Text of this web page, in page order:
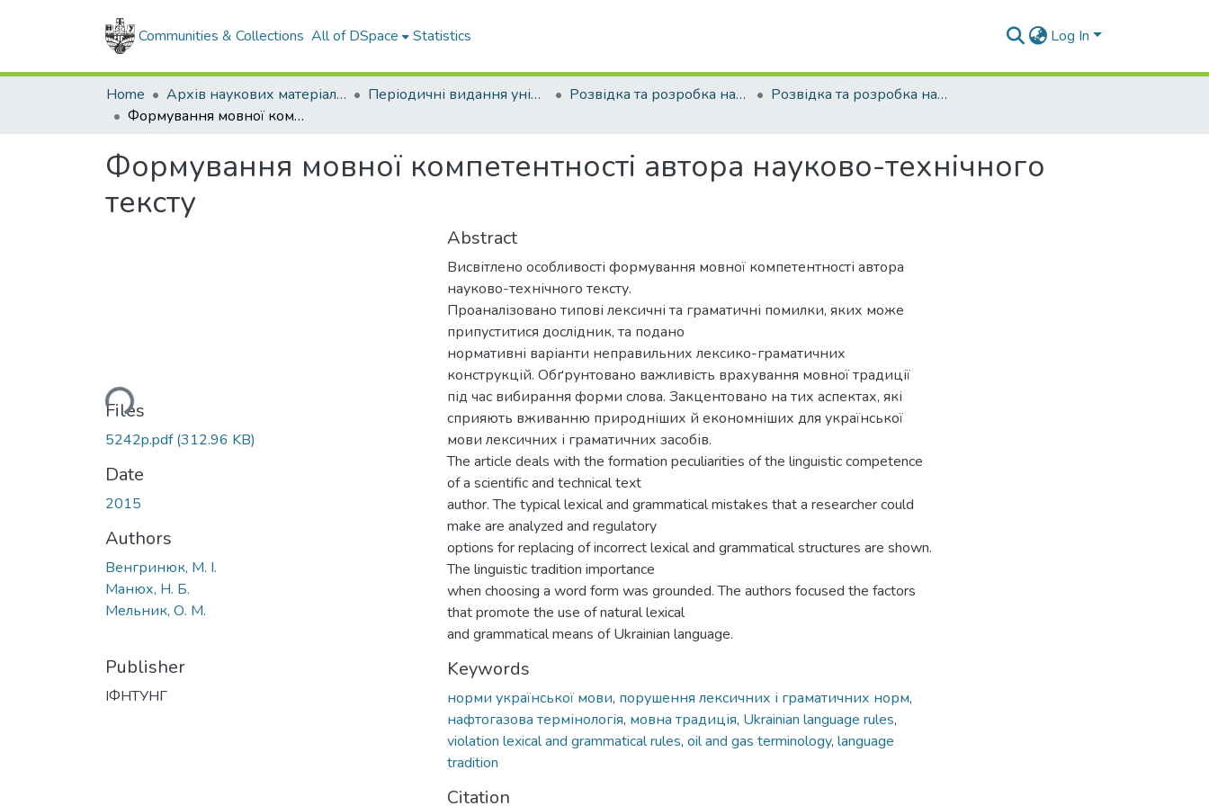
Communities & Collections All of DSpace Statistics Log In
Home Архів наукових матеріалів Періодичні видання університету Розвідка та розробка нафтових і газових родовищ
Розвідка та розробка нафтових і газових родовищ - 2015 - №4
Формування мовної компетентності автора науково-технічного тексту
Формування мовної компетентності автора науково-технічного
тексту
Loading...
Files
5242p.pdf(312.96 KB)
Date
2015
Authors
Венгринюк, М. І.
Манюх, Н. Б.
Мельник, О. М.
Publisher
ІФНТУНГ
Abstract
Висвітлено особливості формування мовної компетентності автора
науково-технічного тексту.
Проаналізовано типові лексичні та граматичні помилки, яких може
припуститися дослідник, та подано
нормативні варіанти неправильних лексико-граматичних
конструкцій. Обґрунтовано важливість врахування мовної традиції
під час вибирання форми слова. Закцентовано на тих аспектах, які
сприяють вживанню природніших й економніших для української
мови лексичних і граматичних засобів.
The article deals with the formation peculiarities of the linguistic competence
of a scientific and technical text
author. The typical lexical and grammatical mistakes that a researcher could
make are analyzed and regulatory
options for replacing of incorrect lexical and grammatical structures are shown.
The linguistic tradition importance
when choosing a word form was grounded. The authors focused the factors
that promote the use of natural lexical
and grammatical means of Ukrainian language.
Keywords
норми української мови, порушення лексичних і граматичних норм,
нафтогазова термінологія, мовна традиція, Ukrainian language rules,
violation lexical and grammatical rules, oil and gas terminology, language
tradition
Citation